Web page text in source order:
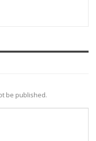
be published.